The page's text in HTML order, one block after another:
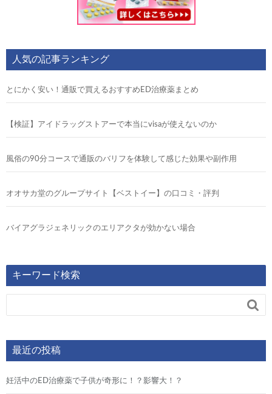
人気の記事ランキング
とにかく安い！通販で買えるおすすめED治療薬まとめ
【検証】アイドラッグストアーで本当にvisaが使えないのか
風俗の90分コースで通販のバリフを体験して感じた効果や副作用
オオサカ堂のグループサイト【ベストイー】の口コミ・評判
バイアグラジェネリックのエリアクタが効かない場合
キーワード検索

最近の投稿
妊活中のED治療薬で子供が奇形に！？影響大！？